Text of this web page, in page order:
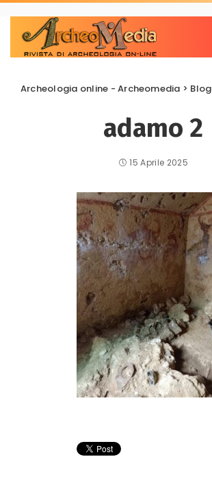
Archeologia online - Archeomedia > Blog
adamo 2
15 Aprile 2025